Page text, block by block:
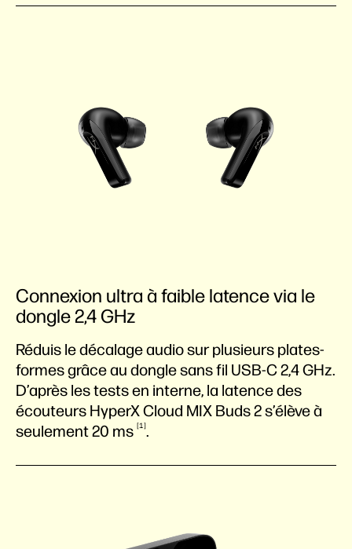
Connexion ultra à faible latence via le
dongle 2,4 GHz
Réduis le décalage audio sur plusieurs plates-
formes grâce au dongle sans fil USB-C 2,4 GHz.
D’après les tests en interne, la latence des
écouteurs HyperX Cloud MIX Buds 2 s’élève à
seulement 20 ms 1 .